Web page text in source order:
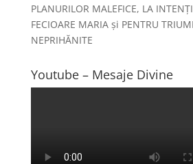
PLANURILOR MALEFICE, LA
FECIOARE MARIA și PENTRU
NEPRIHĂNITE
Youtube – Mesaje Divine